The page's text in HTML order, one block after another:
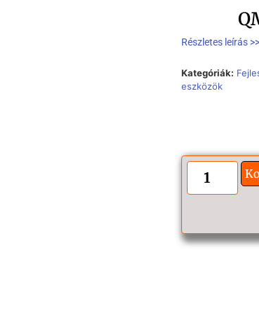
Részletes leírás
Kategóriák:
eszközök